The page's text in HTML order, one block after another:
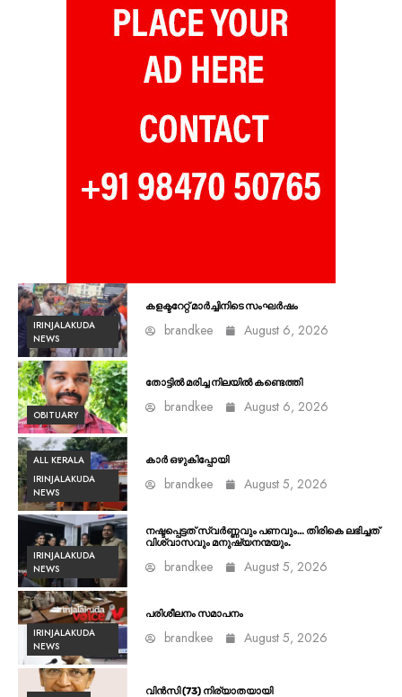
IRINJALAKUDA
NEWS
കളക്ടറേറ്റ് മാർച്ചിനിടെ സംഘർഷം
brandkee August 6, 2026
OBITUARY
തോട്ടിൽ മരിച്ച നിലയിൽ കണ്ടെത്തി
brandkee August 6, 2026
ALL KERALA
IRINJALAKUDA
NEWS
കാർ ഒഴുകിപ്പോയി
brandkee August 5, 2026
IRINJALAKUDA
NEWS
നഷ്ടപ്പെട്ടത് സ്വർണ്ണവും പണവും… തിരികെ ലഭിച്ചത്
വിശ്വാസവും മനുഷ്യനന്മയും.
brandkee August 5, 2026
IRINJALAKUDA
NEWS
പരിശീലനം സമാപനം
brandkee August 5, 2026
വിൻസി (73) നിര്യാതയായി